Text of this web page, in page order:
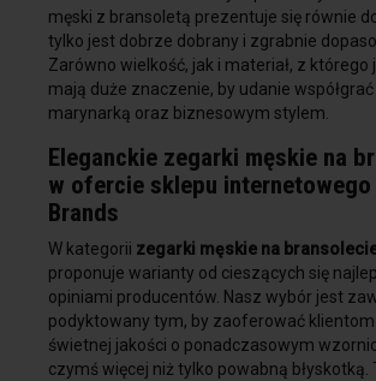
czasomierz na skórzanym pasku.
męski z bransoletą prezentuje się równie
tylko jest dobrze dobrany i zgrabnie
Zarówno wielkość, jak i materiał, z którego
mają duże znaczenie, by udanie współgrać
Eleganckie zegarki męskie na
w ofercie sklepu internetowego
Brands
W kategoriizegarki męskie na bransolecie
proponuje warianty od cieszących się
opiniami producentów. Nasz wybór jest
podyktowany tym, by zaoferować
świetnej jakości o ponadczasowym